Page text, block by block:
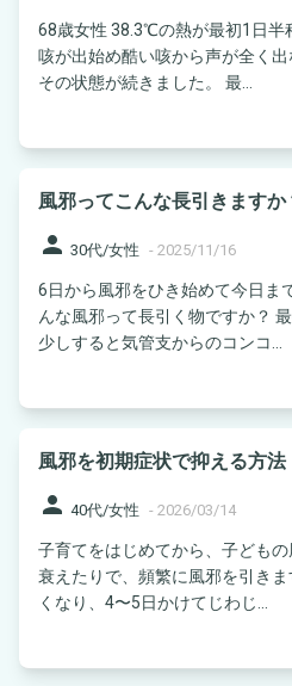
68歳女性 38.3℃の熱が最初1日半
咳が出始め酷い咳から声が全く
その状態が続きました。 最...
風邪ってこんな長引きますか
person 30代/女性 - 2025/11/16
6日から風邪をひき始めて今日ま
んな風邪って長引く物ですか？
少しすると気管支からのコンコ...
風邪を初期症状で抑える方法
person 40代/女性 - 2026/03/14
子育てをはじめてから、子ども
衰えたりで、頻繁に風邪を引きます。 たいてい最初に
くなり、4〜5日かけてじわじ...